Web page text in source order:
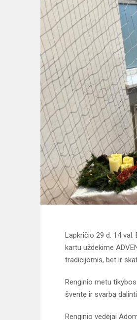
Lapkričio 29 d. 14
kartu uždekime
tradicijomis, bet ir
Renginio metu
šventę ir svarbą
Renginio vedėjai